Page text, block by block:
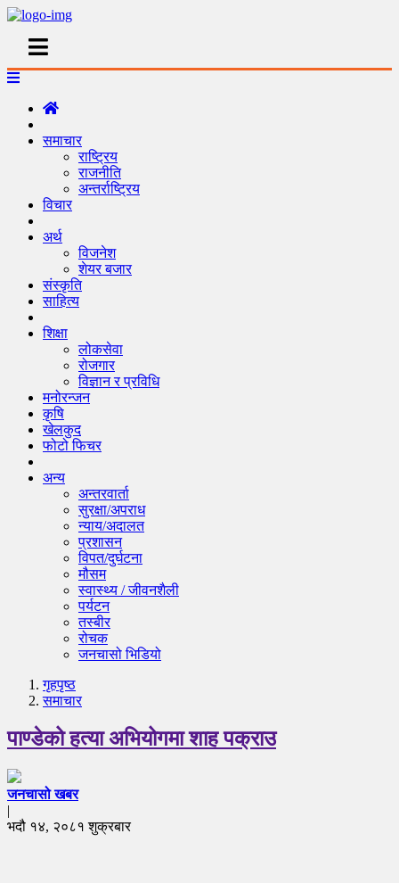
समाचार
राष्ट्रिय
राजनीति
अन्तर्राष्ट्रिय
विचार
अर्थ
विजनेश
शेयर बजार
संस्कृति
साहित्य
शिक्षा
लोकसेवा
रोजगार
विज्ञान र प्रविधि
मनोरन्जन
कृषि
खेलकुद
फोटो फिचर
अन्य
अन्तरवार्ता
सुरक्षा/अपराध
न्याय/अदालत
प्रशासन
विपत/दुर्घटना
मौसम
स्वास्थ्य / जीवनशैली
पर्यटन
तस्बीर
रोचक
जनचासो भिडियो
गृहपृष्‍ठ
समाचार
पाण्डेको हत्या अभियोगमा शाह पक्राउ
जनचासो खबर
|
भदौ १४, २०८१ शुक्रबार